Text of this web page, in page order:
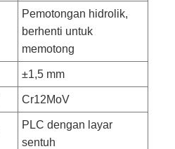
Pemotongan hidrolik,
berhenti untuk
memotong
±1,5 mm
Cr12MoV
PLC dengan layar
sentuh